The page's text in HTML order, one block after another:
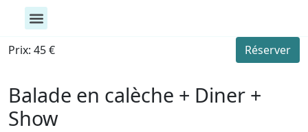
Prix: 45 € Réserver
Balade en calèche + Diner +
Show